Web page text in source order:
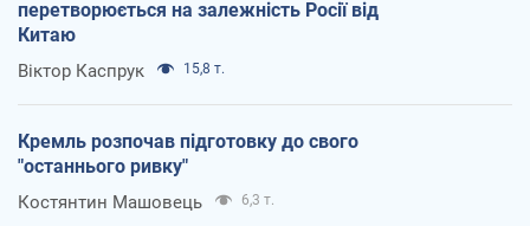
перетворюється на залежність Росії від
Китаю
Віктор Каспрук 15,8 т.
Кремль розпочав підготовку до свого
"останнього ривку"
Костянтин Машовець 6,3 т.